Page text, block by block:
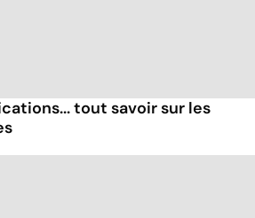
tout savoir sur les